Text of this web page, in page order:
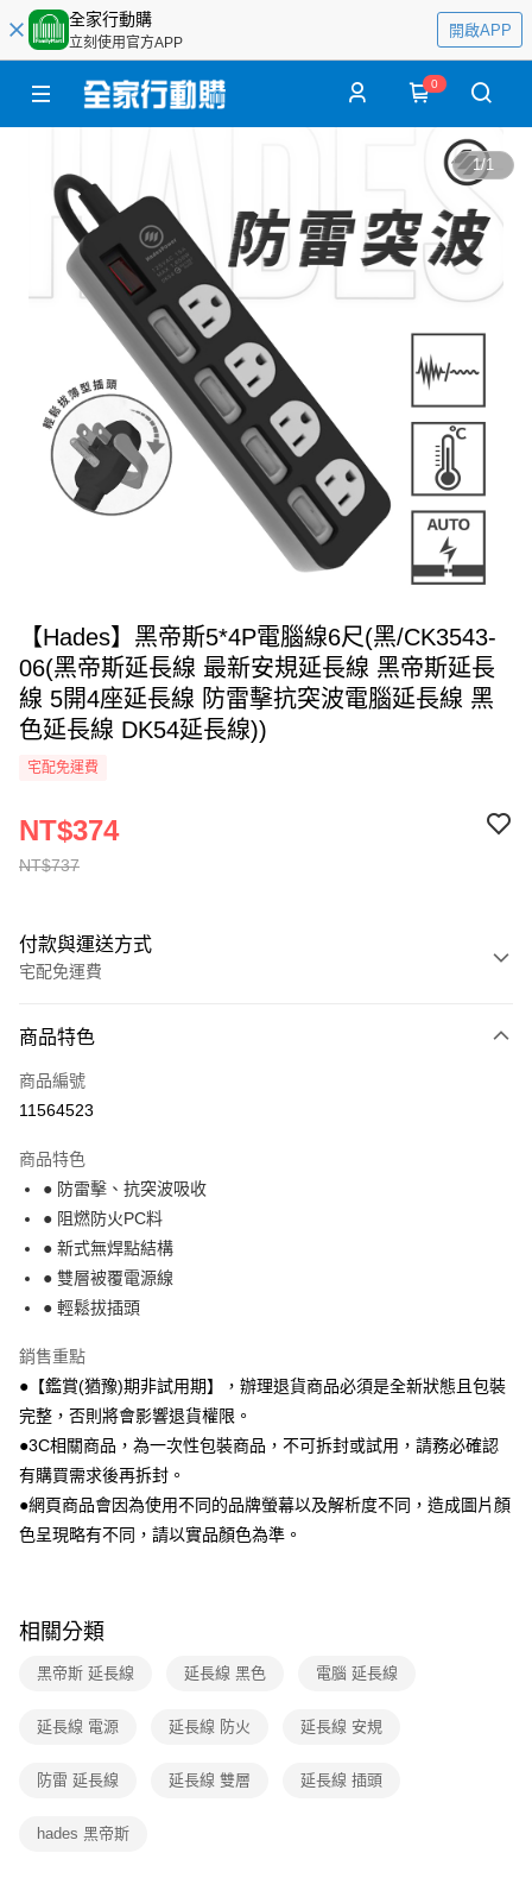
全家行動購
立刻使用官方APP
開啟APP
0
1/1
【Hades】黑帝斯5*4P電腦線6尺(黑/CK3543-
06(黑帝斯延長線 最新安規延長線 黑帝斯延長
線 5開4座延長線 防雷擊抗突波電腦延長線 黑
色延長線 DK54延長線))
宅配免運費
NT$737
NT$374
付款與運送方式
宅配免運費
全家線上支付
運送方式
本島宅配-活動商品
免運費
離島宅配-常溫商品
免運費
商品特色
商品編號
11564523
商品特色
● 防雷擊、抗突波吸收
● 阻燃防火PC料
● 新式無焊點結構
● 雙層被覆電源線
● 輕鬆拔插頭
銷售重點
●【鑑賞(猶豫)期非試用期】，辦理退貨商品必須是全新狀態且包裝
完整，否則將會影響退貨權限。
●3C相關商品，為一次性包裝商品，不可拆封或試用，請務必確認
有購買需求後再拆封。
●網頁商品會因為使用不同的品牌螢幕以及解析度不同，造成圖片顏
色呈現略有不同，請以實品顏色為準。
相關分類
黑帝斯 延長線 延長線 黑色 電腦 延長線
延長線 電源 延長線 防火 延長線 安規
防雷 延長線 延長線 雙層 延長線 插頭
hades 黑帝斯